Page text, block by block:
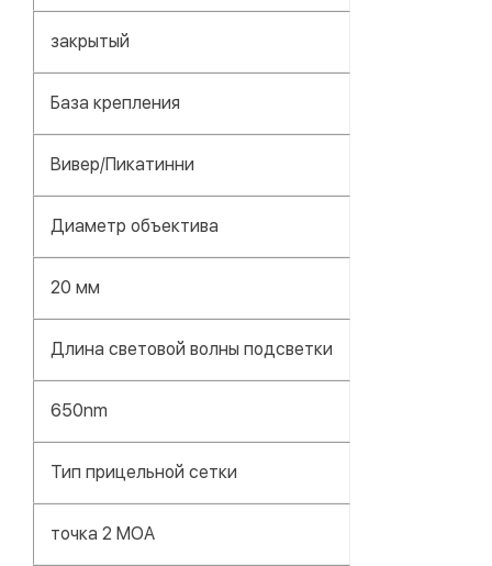
закрытый
База крепления
Вивер/Пикатинни
Диаметр объектива
20 мм
Длина световой волны подсветки
650nm
Тип прицельной сетки
точка 2 МОА